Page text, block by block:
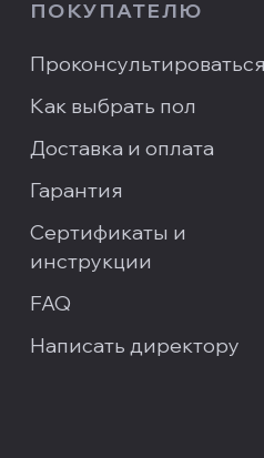
ПОКУПАТЕЛЮ
Как выбрать пол
Доставка и оплата
Гарантия
Сертификаты и
инструкции
FAQ
Написать директору